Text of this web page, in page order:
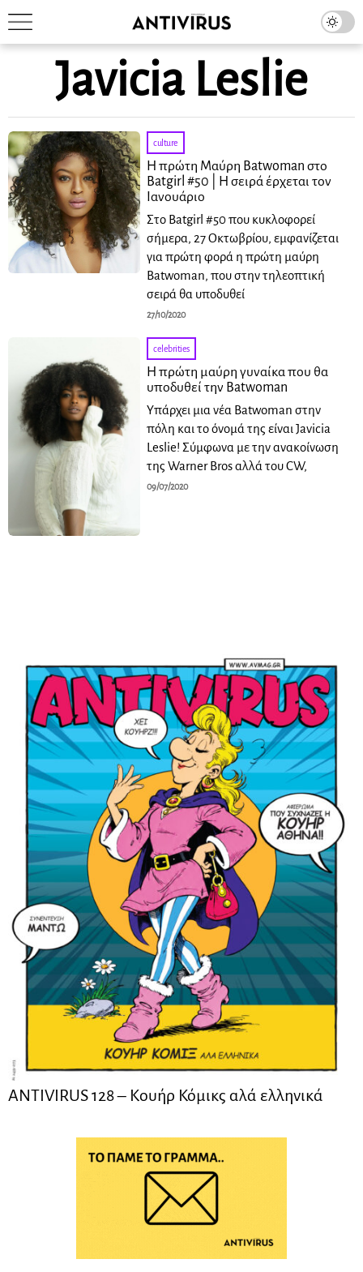
Javicia Leslie
culture
Η πρώτη Μαύρη Batwoman στο
Batgirl #50 | Η σειρά έρχεται τον
Ιανουάριο
Στο Batgirl #50 που κυκλοφορεί
σήμερα, 27 Οκτωβρίου, εμφανίζεται
για πρώτη φορά η πρώτη μαύρη
Batwoman, που στην τηλεοπτική
σειρά θα υποδυθεί
27/10/2020
celebrities
Η πρώτη μαύρη γυναίκα που θα
υποδυθεί την Batwoman
Υπάρχει μια νέα Batwoman στην
πόλη και το όνομά της είναι Javicia
Leslie! Σύμφωνα με την ανακοίνωση
της Warner Bros αλλά του CW,
09/07/2020
ANTIVIRUS 128 – Kουήρ Κόμικς αλά ελληνικά